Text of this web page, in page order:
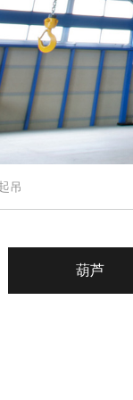
吊
葫芦